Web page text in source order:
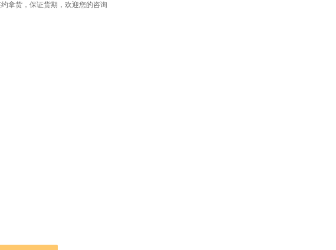
拿货，保证货期，欢迎您的咨询